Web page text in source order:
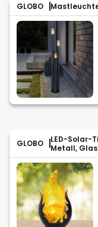
GLOBO
GLOBO
LED-Solar-
Metall, Glas